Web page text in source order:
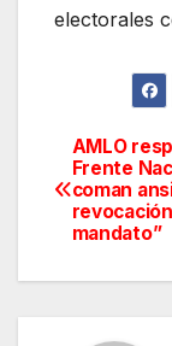
electorales
de
AMLO
Frente
coman
mandato”